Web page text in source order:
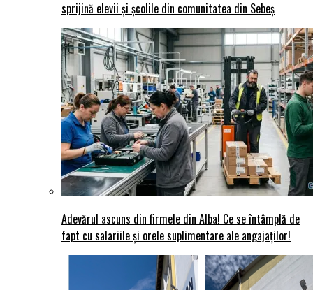
sprijină elevii și școlile din comunitatea din Sebeș
Adevărul ascuns din firmele din Alba! Ce se întâmplă de
fapt cu salariile și orele suplimentare ale angajaților!